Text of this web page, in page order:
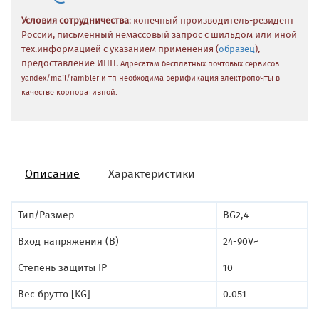
Условия сотрудничества: конечный производитель-резидент
России, письменный немассовый запрос с шильдом или иной
тех.информацией с указанием применения (образец),
предоставление ИНН. Адресатам бесплатных почтовых сервисов
yandex/mail/rambler и тп необходима верификация электропочты в
качестве корпоративной.
Описание Характеристики
Тип/Размер BG2,4
Вход напряжения (В) 24-90V~
Степень защиты IP 10
Вес брутто [KG] 0.051